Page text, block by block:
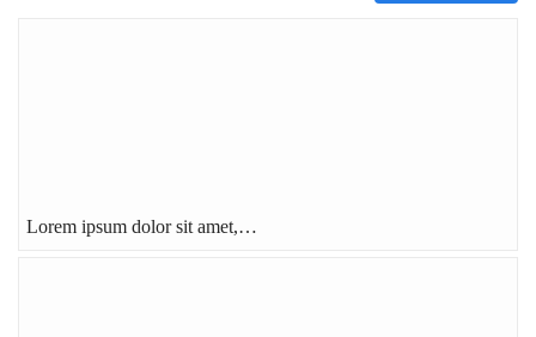
Lorem ipsum dolor sit amet,…